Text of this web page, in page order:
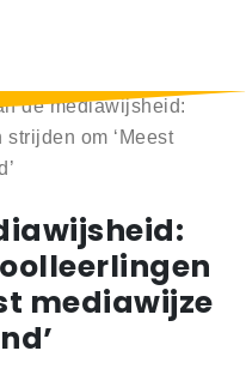
de mediawijsheid:
om ‘Meest
mediawijze